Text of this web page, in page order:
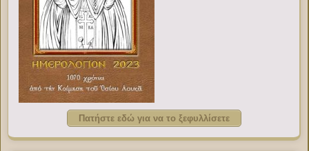
Πατήστε εδώ για να το ξεφυλλίσετε